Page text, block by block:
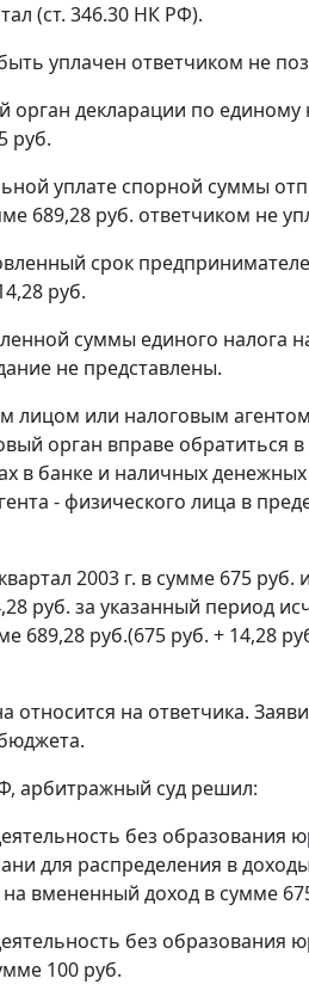
(ст. 346.30 НК РФ).
уплачен ответчиком не
декларации по единому
руб.
уплате спорной суммы
689,28 руб. ответчиком не
срок
руб.
суммы единого налога
не представлены.
лицом или налоговым
орган вправе обратиться
в банке и наличных денежных
- физического лица в
2003 г. в сумме 675 руб.
руб. за указанный период
руб.(675 руб. + 14,28
на ответчика.
арбитражный суд решил:
без образования
для распределения в
вмененный доход в сумме
без образования
100 руб.